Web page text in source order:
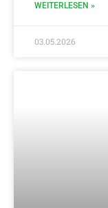
WEITERLESEN »
03.05.2026